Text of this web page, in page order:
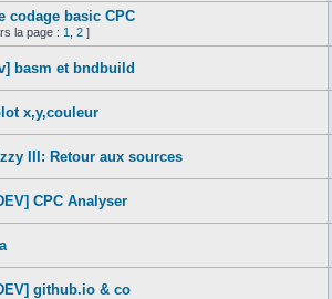
codage basic CPC
la page : 1 2 ]
basm et bndbuild
x,y,couleur
III: Retour aux sources
CPC Analyser
github.io & co